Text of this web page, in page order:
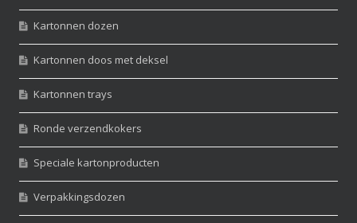
Kartonnen dozen
Kartonnen doos met deksel
Kartonnen trays
Ronde verzendkokers
Speciale kartonproducten
Verpakkingsdozen